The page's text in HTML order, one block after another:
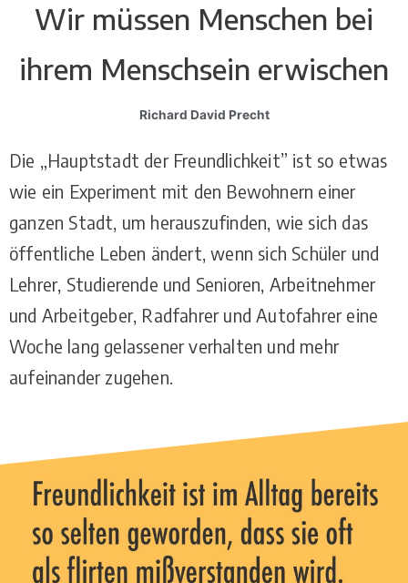
Wir müssen Menschen bei
ihrem Menschsein erwischen
Richard David Precht
Die „Hauptstadt der Freundlichkeit” ist so etwas
wie ein Experiment mit den Bewohnern einer
ganzen Stadt, um herauszufinden, wie sich das
öffentliche Leben ändert, wenn sich Schüler und
Lehrer, Studierende und Senioren, Arbeitnehmer
und Arbeitgeber, Radfahrer und Autofahrer eine
Woche lang gelassener verhalten und mehr
aufeinander zugehen.